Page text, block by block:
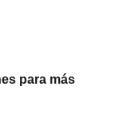
para más